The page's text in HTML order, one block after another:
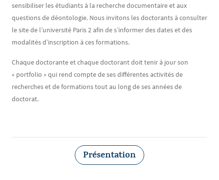
sensibiliser les étudiants à la recherche documentaire et aux
questions de déontologie. Nous invitons les doctorants à consulter
le site de l’université Paris 2 afin de s’informer des dates et des
modalités d’inscription à ces formations.
Chaque doctorante et chaque doctorant doit tenir à jour son
« portfolio » qui rend compte de ses différentes activités de
recherches et de formations tout au long de ses années de
doctorat.
Présentation